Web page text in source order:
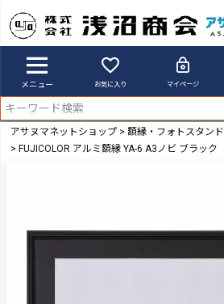
メニュー お気に入り マイページ
アサヌマネットショップ 額縁・フォトスタンド
FUJICOLOR アルミ額縁 YA-6 A3ノビ ブラック